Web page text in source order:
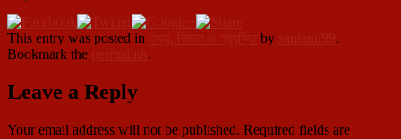
This entry was posted in তথ্য, বিজ্ঞান ও প্রযুক্তি by santanu99.
Bookmark the permalink.
Leave a Reply
Your email address will not be published. Required fields are